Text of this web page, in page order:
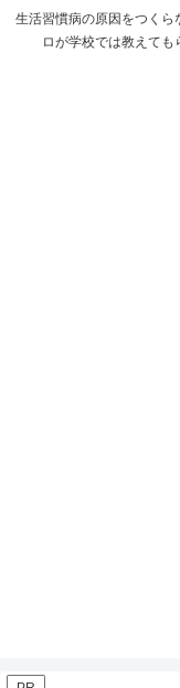
生活習慣病の原因をつく
ロが学校では教えても